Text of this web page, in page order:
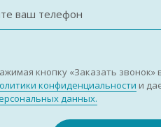
ваш телефон
кнопку «Заказать звонок»
конфиденциальности и
данных.